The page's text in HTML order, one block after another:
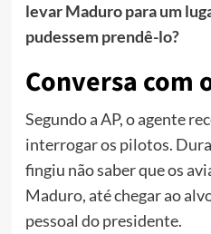
levar Maduro para um
pudessem prendê-lo?
Conversa com
Segundo a AP, o agente
interrogar os pilotos.
fingiu não saber que os
Maduro, até chegar ao
pessoal do presidente.